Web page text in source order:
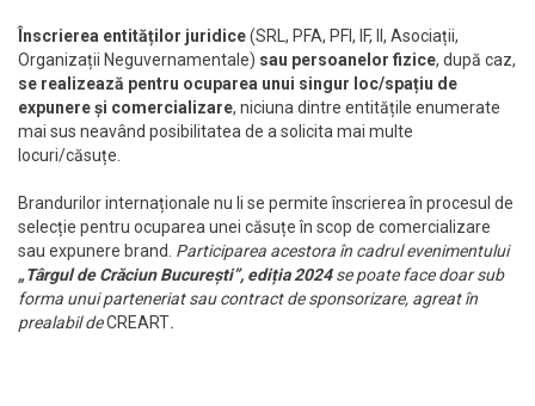
Înscrierea entităților juridice(SRL, PFA, PFI, IF, II, Asociații,
Organizații Neguvernamentale) sau persoanelor fizice, după caz,
se realizează pentru ocuparea unui singur loc/spațiu de
expunere și comercializare, niciuna dintre entitățile enumerate
mai sus neavând posibilitatea de a solicita mai multe
locuri/căsuțe.
Brandurilor internaționale nu li se permite înscrierea în procesul de
selecție pentru ocuparea unei căsuțe în scop de comercializare
sau expunere brand. Participarea acestora în cadrul evenimentului
„Târgul de Crăciun București”, ediția 2024se poate face doar sub
forma unui parteneriat sau contract de sponsorizare, agreat în
prealabil deCREART.